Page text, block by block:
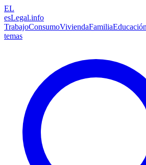
EL
esLegal.info
TrabajoConsumoViviendaFamiliaEducación
temas